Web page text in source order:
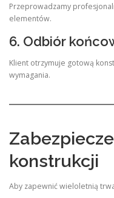
Przeprowadzamy
elementów.
6. Odbiór
Klient otrzymuje gotową
wymagania.
konstrukcji
Aby zapewnić wieloletnią